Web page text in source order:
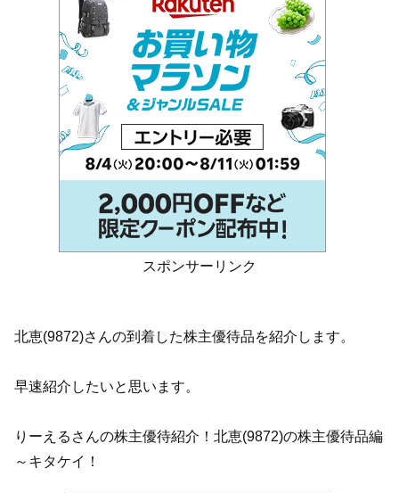
スポンサーリンク
北恵(9872)さんの到着した株主優待品を紹介します。
早速紹介したいと思います。
りーえるさんの株主優待紹介！北恵(9872)の株主優待品編
～キタケイ！